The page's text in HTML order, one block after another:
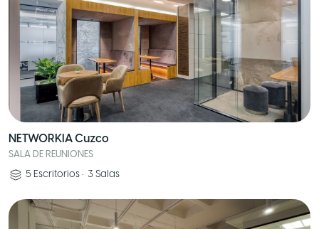
NETWORKIA Cuzco
SALA DE REUNIONES
5 Escritorios • 3 Salas